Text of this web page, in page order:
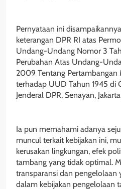
Pernyataan ini
keterangan DPR RI atas
Undang-Undang Nomor 3
Perubahan Atas Undang-
2009 Tentang Pertambangan
terhadap UUD Tahun 1945 di
Jenderal DPR, Senayan,
Ia pun memahami adanya
muncul terkait kebijakan ini,
kerusakan lingkungan, efek
tambang yang tidak optimal.
transparansi dan pengelolaan
dalam kebijakan pengelolaan